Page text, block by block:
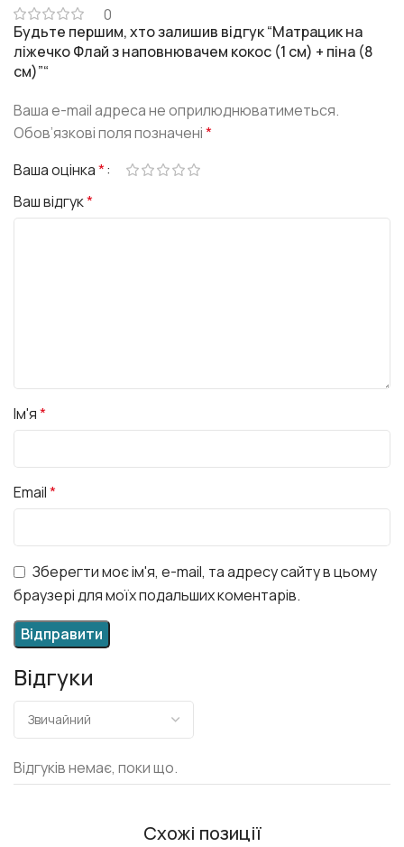
0
Відгуки
Відгуків немає, поки що.
Будьте першим, хто залишив відгук “Матрацик на
ліжечко Флай з наповнювачем кокос (1 см) + піна (8
см)”“
Ваша e-mail адреса не оприлюднюватиметься.
Обов’язкові поля позначені*
Ваша оцінка*
Ваш відгук*
Ім'я*
Email*
Зберегти моє ім'я, e-mail, та адресу сайту в цьому
браузері для моїх подальших коментарів.
Схожі позиції